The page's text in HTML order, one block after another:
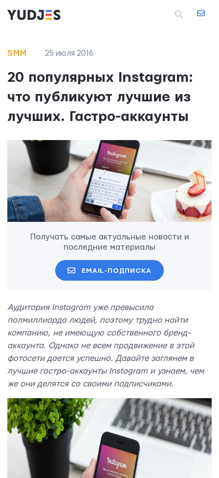
SMM 25 июля 2016
20 популярных Instagram:
что публикуют лучшие из
лучших. Гастро-аккаунты
Получать самые актуальные новости и
последние материалы
EMAIL-ПОДПИСКА
Аудитория Instagram уже превысила
полмиллиарда людей, поэтому трудно найти
компанию, не имеющую собственного бренд-
аккаунта. Однако не всем продвижение в этой
фотосети дается успешно. Давайте заглянем в
лучшие гастро-аккаунты Instagram и узнаем, чем
же они делятся со своими подписчиками.